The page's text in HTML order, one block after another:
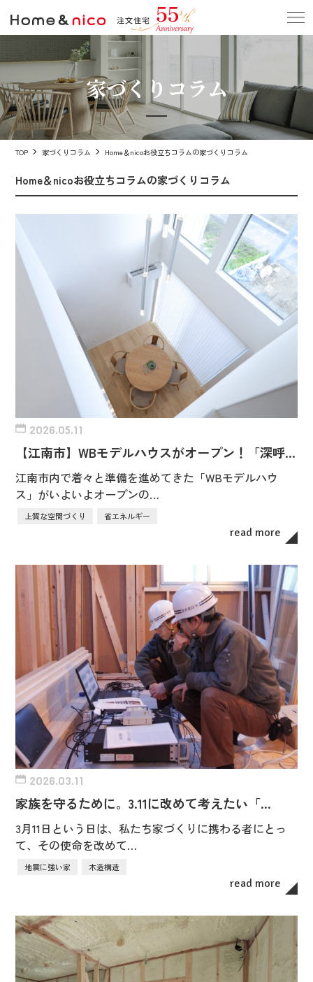
家づくりコラム
TOP 家づくりコラム Home＆nicoお役立ちコラムの家づくりコラム
Home＆nicoお役立ちコラムの家づくりコラム
2026.05.11
【江南市】WBモデルハウスがオープン！「深呼…
江南市内で着々と準備を進めてきた「WBモデルハウ
ス」がいよいよオープンの…
上質な空間づくり 省エネルギー
read more
2026.03.11
家族を守るために。3.11に改めて考えたい「…
3月11日という日は、私たち家づくりに携わる者にとっ
て、その使命を改めて…
地震に強い家 木造構造
read more